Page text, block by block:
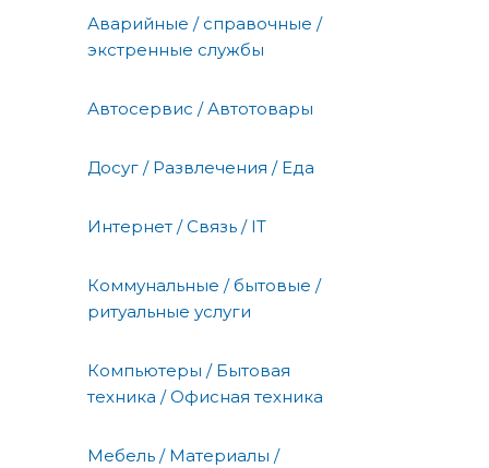
Аварийные / справочные /
экстренные службы
Автосервис / Автотовары
Досуг / Развлечения / Еда
Интернет / Связь / IT
Коммунальные / бытовые /
ритуальные услуги
Компьютеры / Бытовая
техника / Офисная техника
Мебель / Материалы /